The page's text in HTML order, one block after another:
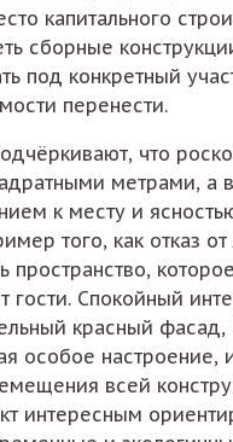
капитального
сборные
под конкретный
перенести.
что
метрами, а
к месту и
того, как отказ
пространство,
гости. Спокойный
красный фасад,
особое настроение,
всей
интересным